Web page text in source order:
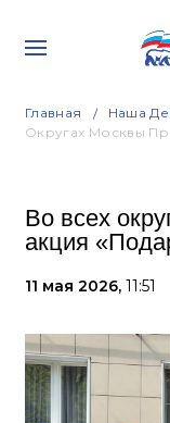
Главная Наша
Округах Москвы
Во всех
акция
11 мая 2026, 11:51